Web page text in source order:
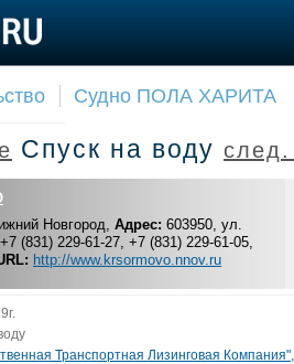
Доска объявлений
Продажа флота
Оборудование
Изделия
Материалы
Личности
Судно ПОЛА ХАРИТА
Спуск на воду
Новгород, Адрес: 603950, ул.
+7 (831) 229-61-27, +7 (831) 229-61-05,
http://www.krsormovo.nnov.ru
Транспортная Лизинговая